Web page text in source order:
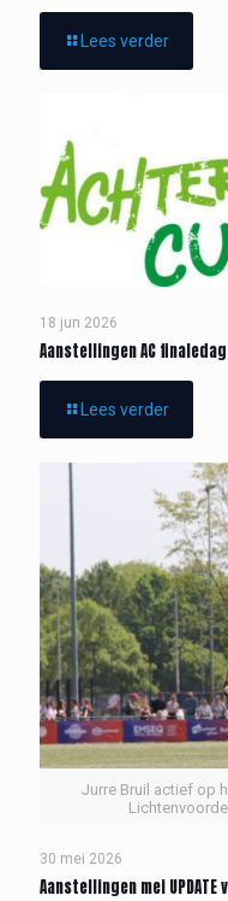
Lees verder
18 jun 2026
Aanstellingen AC
Lees verder
Jurre Bruil actief op
30 mei 2026
Aanstellingen mei UPDATE